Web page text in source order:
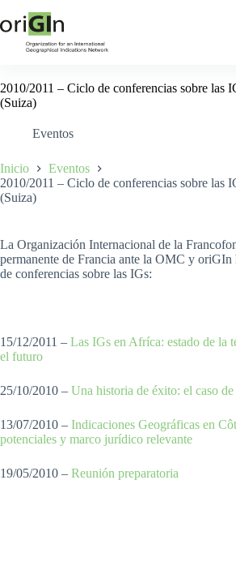
2010/2011 – Ciclo de conferencias sobre las
(Suiza)
Eventos
Inicio
Eventos
2010/2011 – Ciclo de conferencias sobre las
(Suiza)
La Organización Internacional de la
permanente de Francia ante la OMC y
de conferencias sobre las IGs:
15/12/2011 – Las IGs en Afríca: estado de la
el futuro
25/10/2010 – Una historia de éxito: el caso
13/07/2010 – Indicaciones Geográficas en
potenciales y marco jurídico relevante
19/05/2010 – Reunión preparatoria